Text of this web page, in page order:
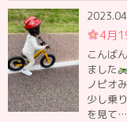
4月
こんば
ました
ノピオ
少し乗
を見て…